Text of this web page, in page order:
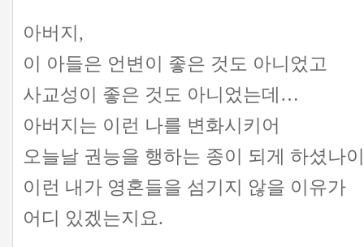
아버지,
이 아들은 언변이 좋은 것도 아니었고
사교성이 좋은 것도 아니었는데…
아버지는 이런 나를 변화시키어
오늘날 권능을 행하는 종이 되게 하셨나
이런 내가 영혼들을 섬기지 않을 이유가
어디 있겠는지요.